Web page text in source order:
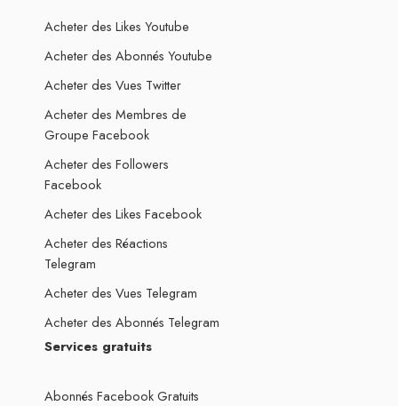
Acheter des Likes Youtube
Acheter des Abonnés Youtube
Acheter des Vues Twitter
Acheter des Membres de
Groupe Facebook
Acheter des Followers
Facebook
Acheter des Likes Facebook
Acheter des Réactions
Telegram
Acheter des Vues Telegram
Acheter des Abonnés Telegram
Services gratuits
Abonnés Facebook Gratuits